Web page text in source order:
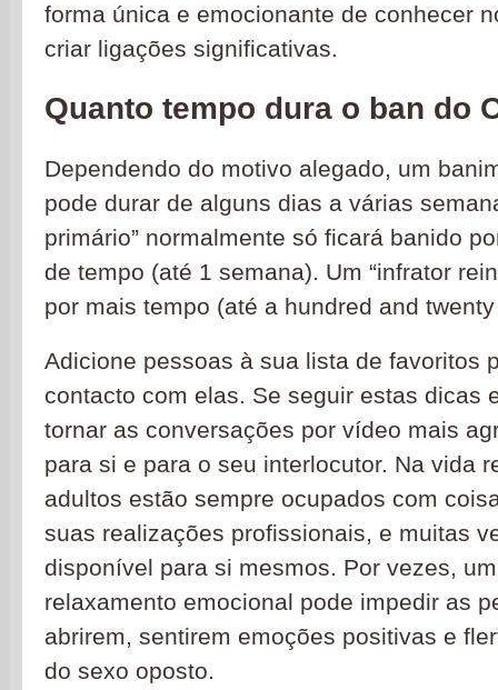
forma única e emocionante de conhecer
criar ligações significativas.
Quanto tempo dura o ban do
Dependendo do motivo alegado, um
pode durar de alguns dias a várias
primário” normalmente só ficará banido
de tempo (até 1 semana). Um “infrator
por mais tempo (até a hundred and
Adicione pessoas à sua lista de favoritos
contacto com elas. Se seguir estas dicas
tornar as conversações por vídeo mais
para si e para o seu interlocutor. Na vida
adultos estão sempre ocupados com
suas realizações profissionais, e muitas
disponível para si mesmos. Por vezes,
relaxamento emocional pode impedir as
abrirem, sentirem emoções positivas e
do sexo oposto.